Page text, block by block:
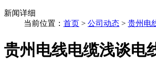
新闻详细
当前位置： 首页 > 公司动态 > 贵州电
贵州电线电缆浅谈电